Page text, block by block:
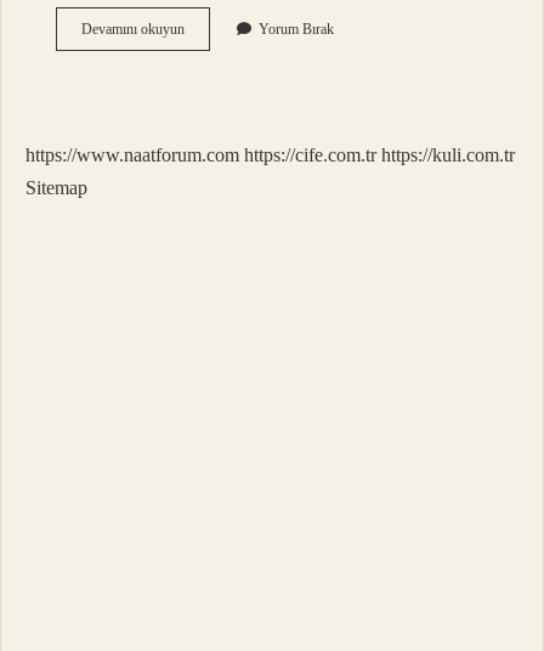
Devamını okuyunPalamut
Balığı
Yorum Bırak
https://www.naatforum.com https://cife.com.tr https://kuli.com.tr
Sitemap